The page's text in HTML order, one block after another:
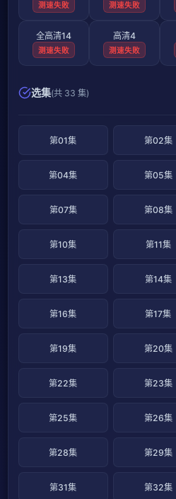
测速失败 测速失败
全高清14
测速失败
高清4
测速失败
选集(共 33 集)
第01集 第02集
第04集 第05集
第07集 第08集
第10集 第11集
第13集 第14集
第16集 第17集
第19集 第20集
第22集 第23集
第25集 第26集
第28集 第29集
第31集 第32集